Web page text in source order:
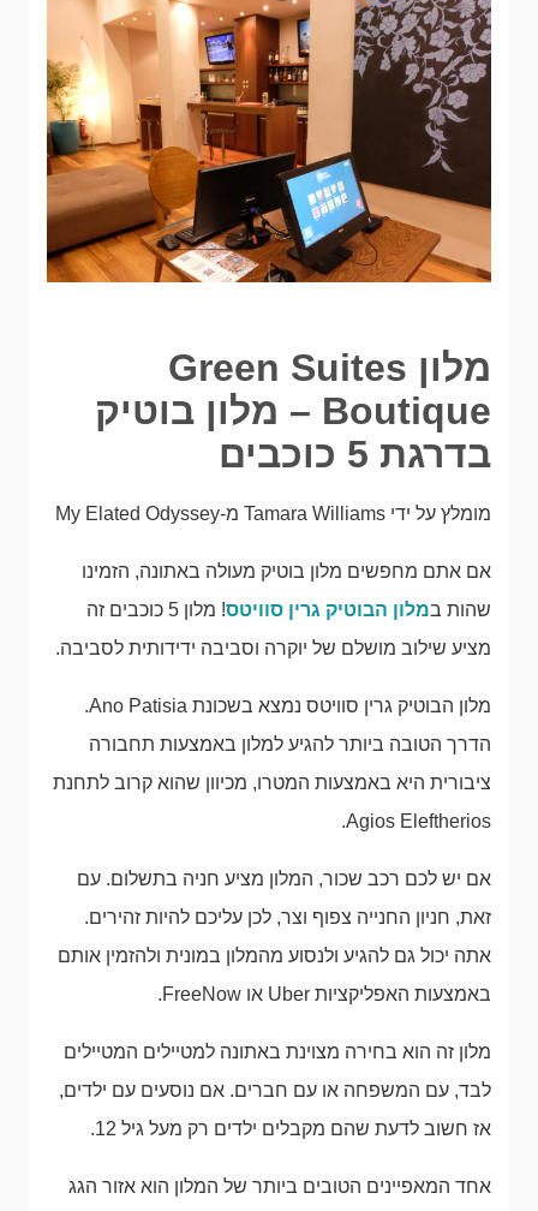
מלון Green Suites
Boutique – מלון בוטיק
בדרגת 5 כוכבים
מומלץ על ידי Tamara Williams מ-My Elated Odyssey
אם אתם מחפשים מלון בוטיק מעולה באתונה, הזמינו
שהות במלון הבוטיק גרין סוויטס
! מלון 5 כוכבים זה
מציע שילוב מושלם של יוקרה וסביבה ידידותית לסביבה.
מלון הבוטיק גרין סוויטס נמצא בשכונת Ano Patisia.
הדרך הטובה ביותר להגיע למלון באמצעות תחבורה
ציבורית היא באמצעות המטרו, מכיוון שהוא קרוב לתחנת
Agios Eleftherios.
אם יש לכם רכב שכור, המלון מציע חניה בתשלום. עם
זאת, חניון החנייה צפוף וצר, לכן עליכם להיות זהירים.
אתה יכול גם להגיע ולנסוע מהמלון במונית ולהזמין אותם
באמצעות האפליקציות Uber או FreeNow.
מלון זה הוא בחירה מצוינת באתונה למטיילים המטיילים
לבד, עם המשפחה או עם חברים. אם נוסעים עם ילדים,
אז חשוב לדעת שהם מקבלים ילדים רק מעל גיל 12.
אחד המאפיינים הטובים ביותר של המלון הוא אזור הגג